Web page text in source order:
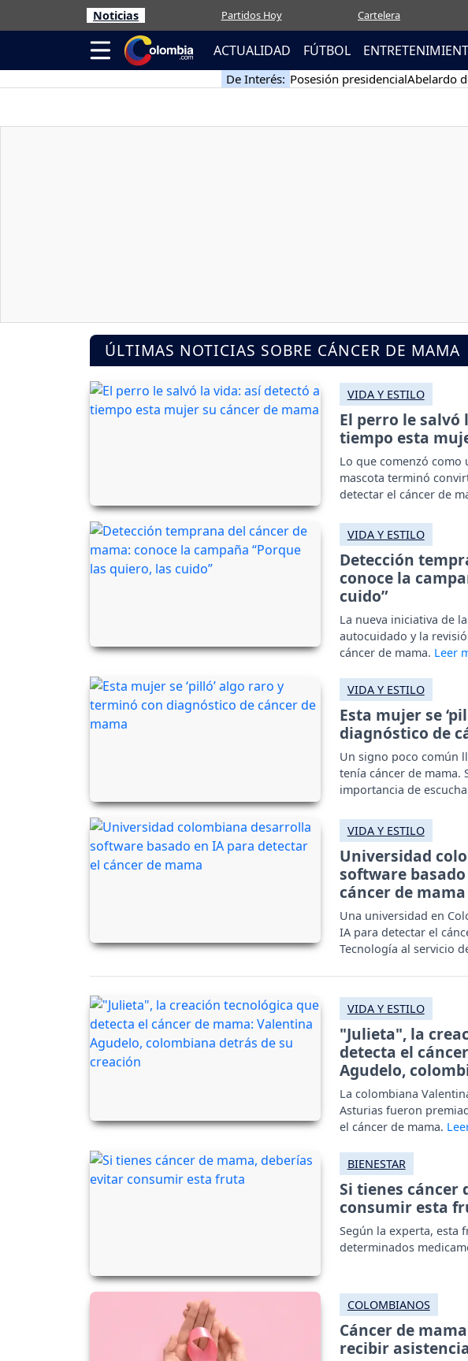
Noticias Partidos Hoy Cartelera
ACTUALIDAD FÚTBOL
De Interés: Posesión presidencialAbelardo
ÚLTIMAS NOTICIAS SOBRE CÁNCER DE MAMA
VIDA Y ESTILO
El perro le salvó
tiempo esta
Lo que comenzó
mascota terminó
detectar el cáncer de
VIDA Y ESTILO
Detección
conoce la
cuido”
La nueva iniciativa de
autocuidado y la
cáncer de mama.
VIDA Y ESTILO
Esta mujer se
diagnóstico de
Un signo poco común
tenía cáncer de mama.
importancia de
VIDA Y ESTILO
Universidad
software
cáncer de mama
Una universidad en
IA para detectar el
Tecnología al servicio
VIDA Y ESTILO
"Julieta", la
detecta el
Agudelo,
La colombiana
Asturias fueron
el cáncer de mama.
BIENESTAR
Si tienes cáncer
consumir esta
Según la experta, esta
determinados
COLOMBIANOS
Cáncer de
recibir